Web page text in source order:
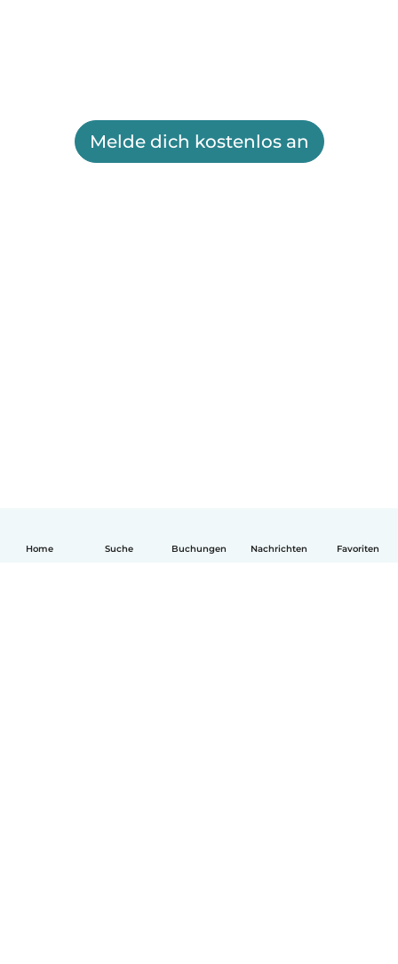
Home Suche Buchungen Nachrichten Favoriten
Melde dich kostenlos an